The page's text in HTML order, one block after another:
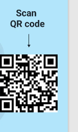
Wo Do
Zo